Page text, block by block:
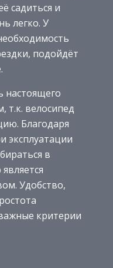
садиться и
легко. У
подойдёт
настоящего
т.к. велосипед
Благодаря
эксплуатации
в
Удобство,
критерии